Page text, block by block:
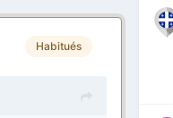
Habitués